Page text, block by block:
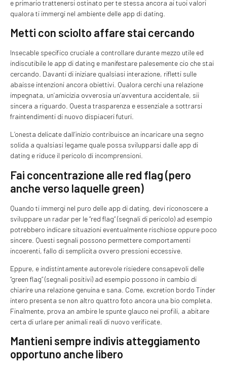
e primario trattenersi ostinato per te stessa ancora ai tuoi valori
qualora ti immergi nel ambiente delle app di dating.
Metti con sciolto affare stai cercando
Insecable specifico cruciale a controllare durante mezzo utile ed
indiscutibile le app di dating e manifestare palesemente cio che stai
cercando. Davanti di iniziare qualsiasi interazione, rifletti sulle
abaisse intenzioni ancora obiettivi. Qualora cerchi una relazione
impegnata, un’amicizia ovverosia un’avventura accidentale, sii
sincera a riguardo. Questa trasparenza e essenziale a sottrarsi
fraintendimenti di nuovo dispiaceri futuri.
L’onesta delicate dall’inizio contribuisce an incaricare una segno
solida a qualsiasi legame quale possa svilupparsi dalle app di
dating e riduce il pericolo di incomprensioni.
Fai concentrazione alle red flag (pero
anche verso laquelle green)
Quando ti immergi nel puro delle app di dating, devi riconoscere a
sviluppare un radar per le “red flag“ (segnali di pericolo) ad esempio
potrebbero indicare situazioni eventualmente rischiose oppure poco
sincere. Questi segnali possono permettere comportamenti
incoerenti, fallo di semplicita ovvero pressioni eccessive.
Eppure, e indistintamente autorevole risiedere consapevoli delle
“green flag” (segnali positivi) ad esempio possono in cambio di
chiarire una relazione genuina e sana. Come, excretion bordo Tinder
intero presenta se non altro quattro foto ancora una bio completa.
Finalmente, prova an ambire le spunte glauco nei profili, a abitare
certa di urlare per animali reali di nuovo verificate.
Mantieni sempre indivis atteggiamento
opportuno anche libero